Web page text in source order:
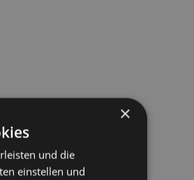
×
und die
einstellen und